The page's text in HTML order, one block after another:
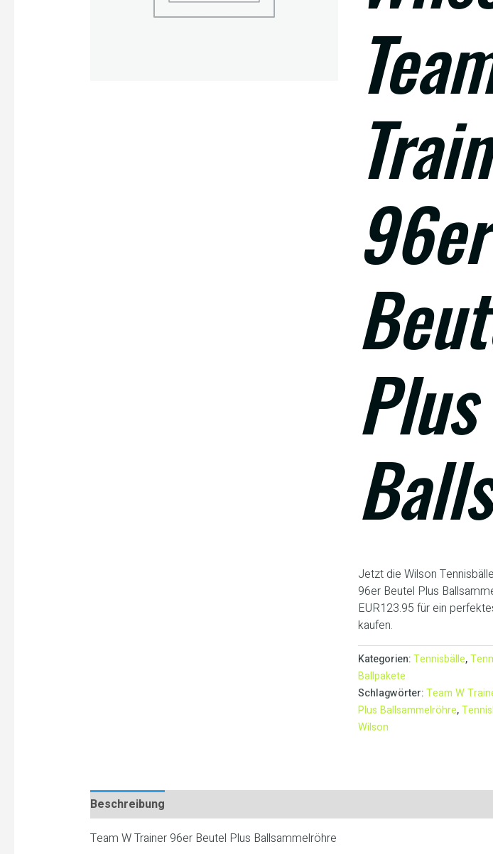
96er
Plus
Jetzt die Wilson
96er Beutel Plus
EUR123.95 für ein
kaufen.
Kategorien:Tennisbälle,
Ballpakete
Schlagwörter:Team W
Plus Ballsammelröhre,
Wilson
Beschreibung
Team W Trainer 96er Beutel Plus Ballsammelröhre